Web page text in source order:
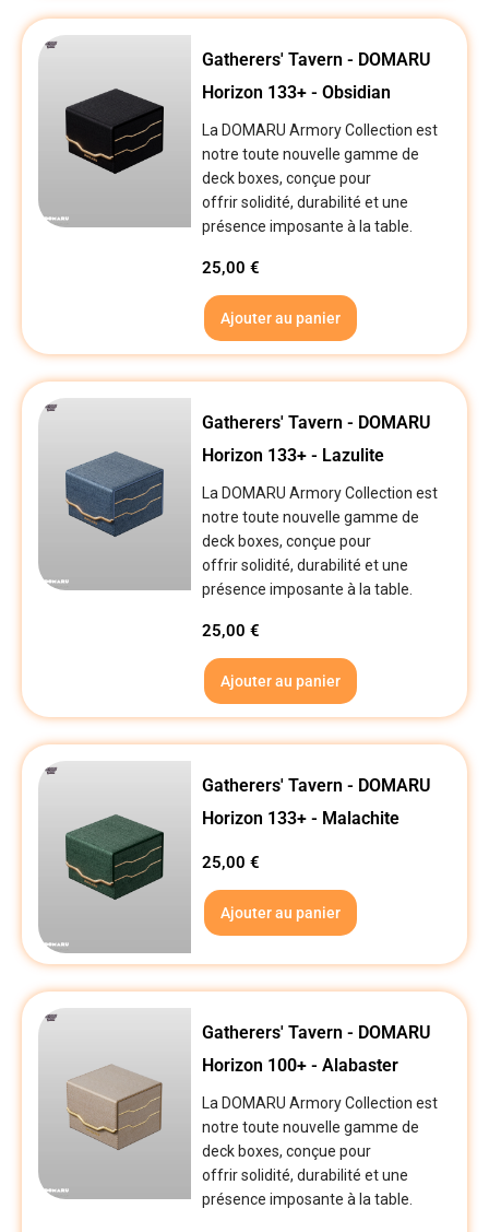
Gatherers' Tavern - DOMARU
Horizon 133+ - Obsidian
La DOMARU Armory Collection est
notre toute nouvelle gamme de
deck boxes, conçue pour
offrir solidité, durabilité et une
présence imposante à la table.
25,00€
Ajouter au panier
Gatherers' Tavern - DOMARU
Horizon 133+ - Lazulite
La DOMARU Armory Collection est
notre toute nouvelle gamme de
deck boxes, conçue pour
offrir solidité, durabilité et une
présence imposante à la table.
25,00€
Ajouter au panier
Gatherers' Tavern - DOMARU
Horizon 133+ - Malachite
25,00€
Ajouter au panier
Gatherers' Tavern - DOMARU
Horizon 100+ - Alabaster
La DOMARU Armory Collection est
notre toute nouvelle gamme de
deck boxes, conçue pour
offrir solidité, durabilité et une
présence imposante à la table.